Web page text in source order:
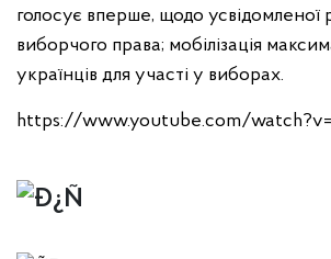
голосує вперше, щодо усвідомленої
виборчого права; мобілізація
українців для участі у виборах.
https://www.youtube.com/